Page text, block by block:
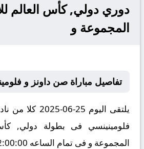
دوري دولي, كأس العالم
المجموعة و
تفاصيل مباراة صن داونز و
يلتقى اليوم 25-
فلومينينسي فى بطولة دولي,
المجموعة و فى تمام الساعه 22:00:00 بتوقيت مصر.